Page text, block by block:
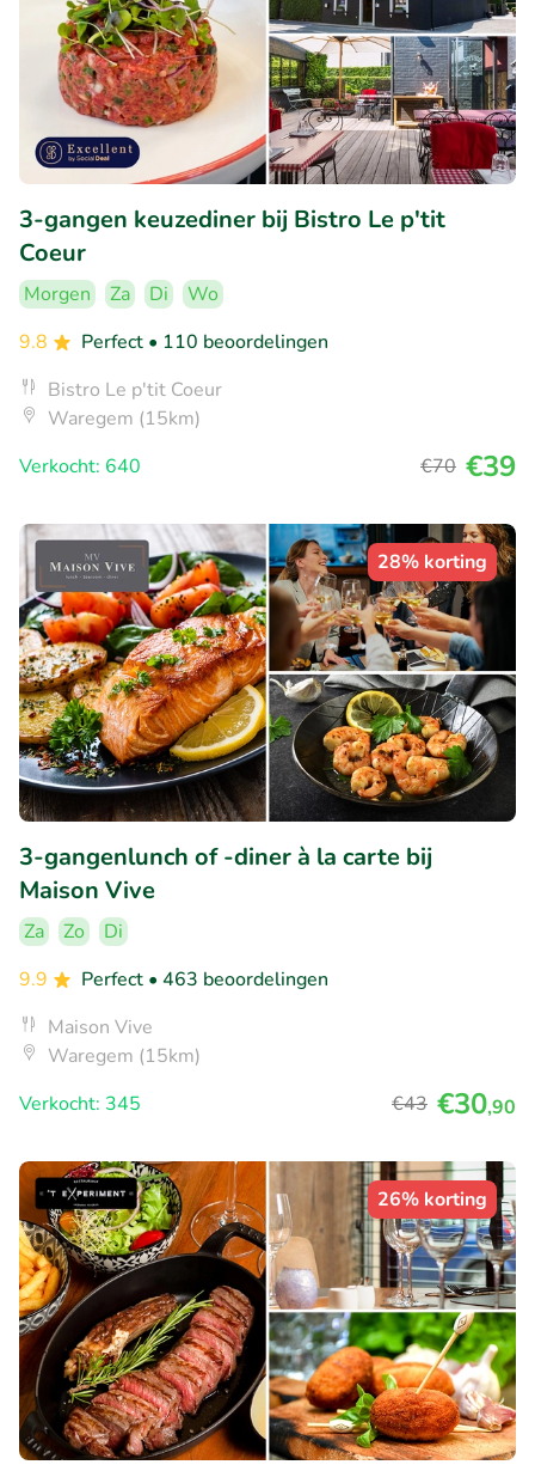
3-gangen keuzediner bij Bistro Le p'tit
Coeur
Morgen Za Di
Wo
9.8
Perfect • 110 beoordelingen
Bistro Le p'tit Coeur
Waregem (15km)
Verkocht: 640
€70 €39
28% korting
3-gangenlunch of -diner à la carte bij
Maison Vive
Za Zo
Di
9.9
Perfect • 463 beoordelingen
Maison Vive
Waregem (15km)
Verkocht: 345
€43 €30,90
26% korting